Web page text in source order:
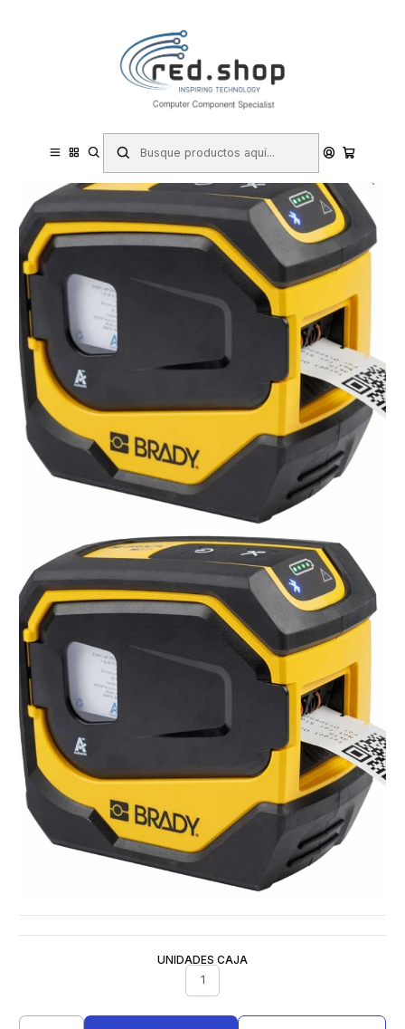
Haga Click Aqui
Impresoras y Escáneres
Impresoras de Etiquetas y Recibos
Brady M511 Impresora de Etiquetas Portatil Bluetooth - Resolucion
300ppp - Anchura Maxima de la Etiqueta 38.10mm - Color
UNIDADES CAJA
1